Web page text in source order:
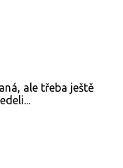
ale třeba ještě